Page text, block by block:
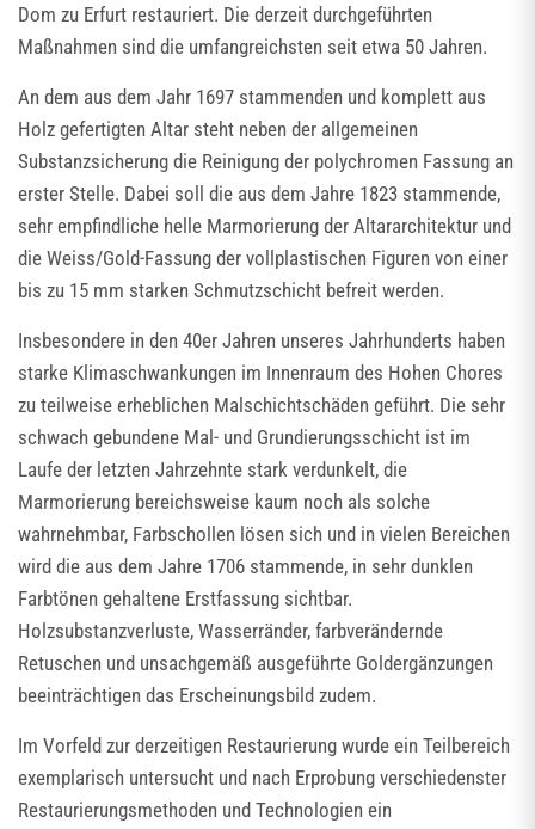
Dom zu Erfurt restauriert. Die derzeit durchgeführten
Maßnahmen sind die umfangreichsten seit etwa 50 Jahren.
An dem aus dem Jahr 1697 stammenden und komplett aus
Holz gefertigten Altar steht neben der allgemeinen
Substanzsicherung die Reinigung der polychromen Fassung an
erster Stelle. Dabei soll die aus dem Jahre 1823 stammende,
sehr empfindliche helle Marmorierung der Altararchitektur und
die Weiss/Gold-Fassung der vollplastischen Figuren von einer
bis zu 15 mm starken Schmutzschicht befreit werden.
Insbesondere in den 40er Jahren unseres Jahrhunderts haben
starke Klimaschwankungen im Innenraum des Hohen Chores
zu teilweise erheblichen Malschichtschäden geführt. Die sehr
schwach gebundene Mal- und Grundierungsschicht ist im
Laufe der letzten Jahrzehnte stark verdunkelt, die
Marmorierung bereichsweise kaum noch als solche
wahrnehmbar, Farbschollen lösen sich und in vielen Bereichen
wird die aus dem Jahre 1706 stammende, in sehr dunklen
Farbtönen gehaltene Erstfassung sichtbar.
Holzsubstanzverluste, Wasserränder, farbverändernde
Retuschen und unsachgemäß ausgeführte Goldergänzungen
beeinträchtigen das Erscheinungsbild zudem.
Im Vorfeld zur derzeitigen Restaurierung wurde ein Teilbereich
exemplarisch untersucht und nach Erprobung verschiedenster
Restaurierungsmethoden und Technologien ein